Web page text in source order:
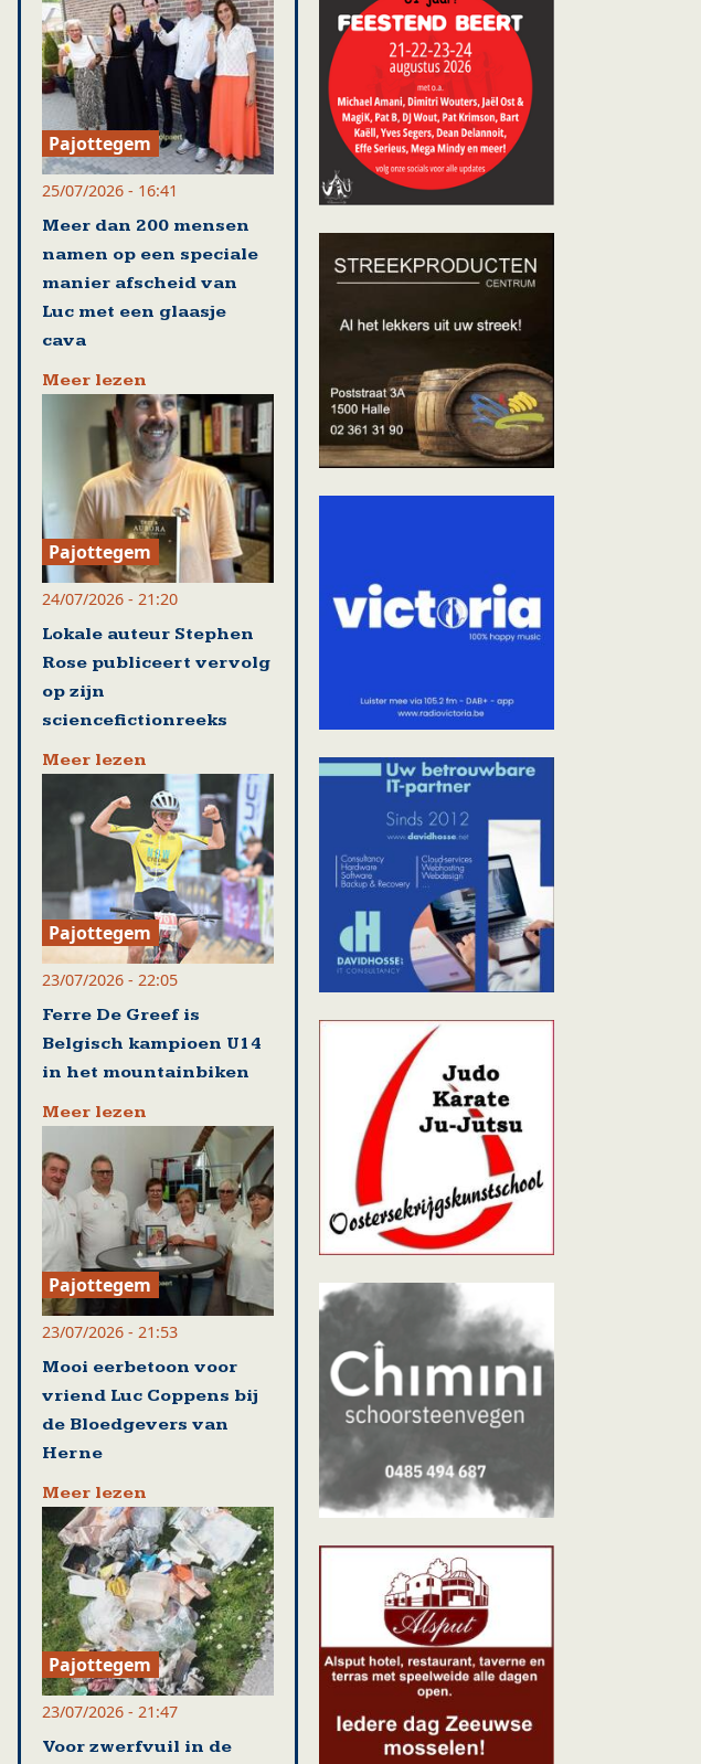
Pajottegem
25/07/2026 - 16:41
Meer dan 200 mensen
namen op een speciale
manier afscheid van
Luc met een glaasje
cava
Meer lezen
Pajottegem
24/07/2026 - 21:20
Lokale auteur Stephen
Rose publiceert vervolg
op zijn
sciencefictionreeks
Meer lezen
Pajottegem
23/07/2026 - 22:05
Ferre De Greef is
Belgisch kampioen U14
in het mountainbiken
Meer lezen
Pajottegem
23/07/2026 - 21:53
Mooi eerbetoon voor
vriend Luc Coppens bij
de Bloedgevers van
Herne
Meer lezen
Pajottegem
23/07/2026 - 21:47
Voor zwerfvuil in de